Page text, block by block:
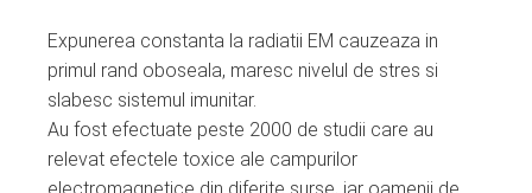
Expunerea constanta la radiatii EM cauzeaza in
primul rand oboseala, maresc nivelul de stres si
slabesc sistemul imunitar.
Au fost efectuate peste 2000 de studii care au
relevat efectele toxice ale campurilor